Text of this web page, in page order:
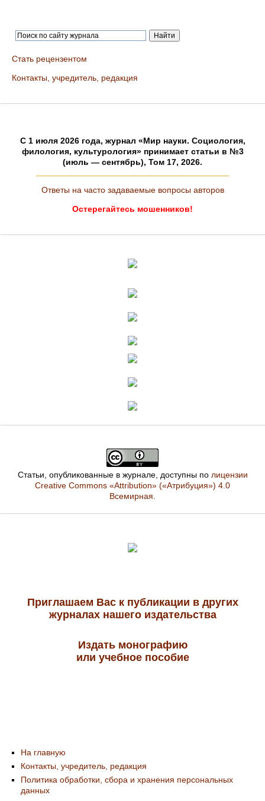
Стать рецензентом
Контакты, учредитель, редакция
C 1 июля 2026 года, журнал «Мир науки. Социология,
филология, культурология» принимает статьи в №3
(июль — сентябрь), Том 17, 2026.
Ответы на часто задаваемые вопросы авторов
Остерегайтесь мошенников!
Статьи, опубликованные в журнале, доступны по лицензии
Creative Commons «Attribution» («Атрибуция») 4.0
Всемирная
Приглашаем Вас к публикации в других
журналах нашего издательства
Издать монографию
или учебное пособие
На главную
Контакты, учредитель, редакция
Политика обработки, сбора и хранения персональных
данных